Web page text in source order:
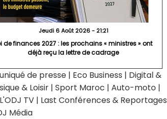
Jeudi 6 Août 2026 - 21:21
de finances 2027 : les prochains « ministres » ont
déjà reçu la lettre de cadrage
de presse | Eco Business | Digital &
& Loisir | Sport Maroc | Auto-moto |
TV | Last Conférences & Reportages
Média